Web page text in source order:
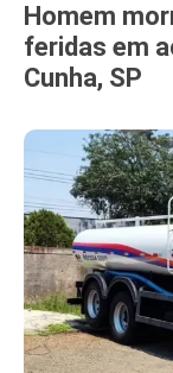
Homem
feridas em
Cunha, SP